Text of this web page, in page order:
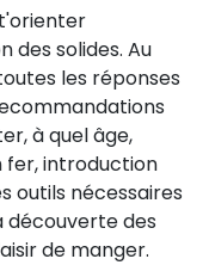
des solides. Au
les réponses
à quel âge,
fer, introduction
outils nécessaires
des
de manger.